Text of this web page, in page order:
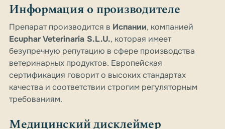
Информация о производителе
Препарат производится в Испании, компанией
Ecuphar Veterinaria S.L.U., которая имеет
безупречную репутацию в сфере производства
ветеринарных продуктов. Европейская
сертификация говорит о высоких стандартах
качества и соответствии строгим регуляторным
требованиям.
Медицинский дисклеймер